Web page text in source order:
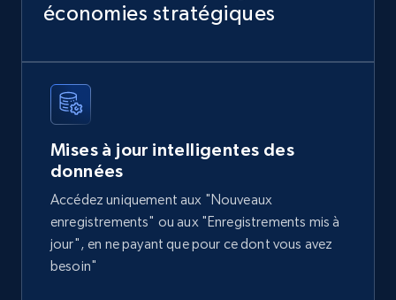
2.1K+
Home Depot US
URL, Domain, Country code, Model number,
Sku, Product id, Product name, Manufacturer,
and more.
économies stratégiques
Mises à jour intelligentes des
données
Accédez uniquement aux "Nouveaux
enregistrements" ou aux "Enregistrements mis à
jour", en ne payant que pour ce dont vous avez
besoin"